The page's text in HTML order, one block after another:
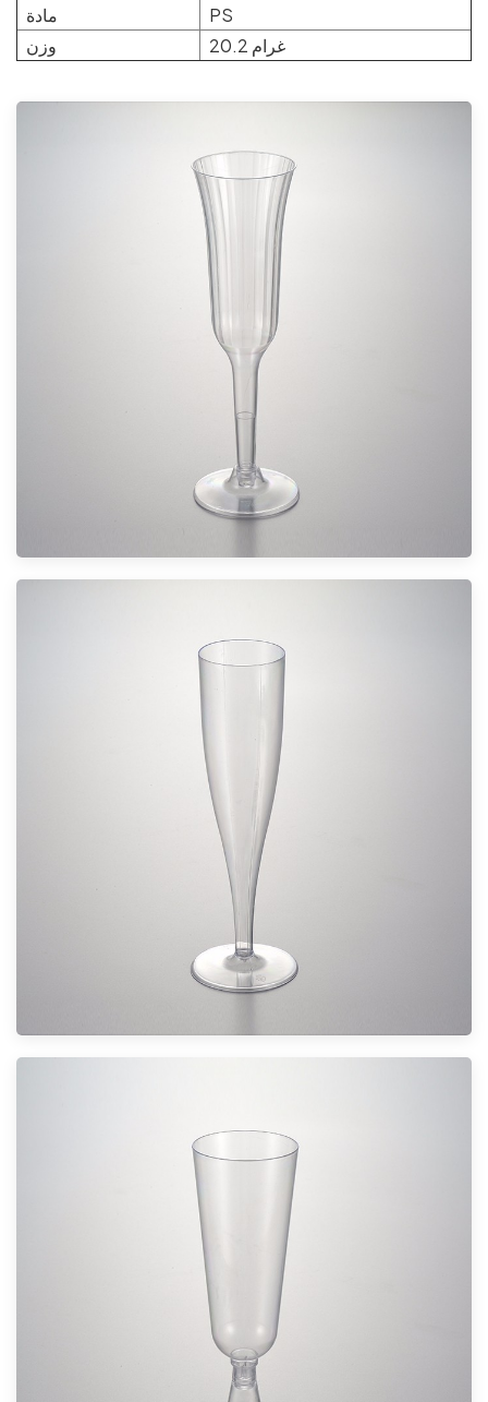
مادة
PS
وزن
20.2 غرام